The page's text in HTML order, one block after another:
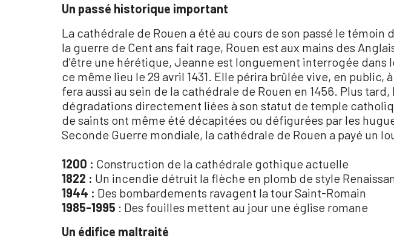
Un passé historique important
La cathédrale de Rouen a été au cours de son passé le
la guerre de Cent ans fait rage, Rouen est aux mains des
d'être une hérétique, Jeanne est longuement interrogée dans
ce même lieu le 29 avril 1431. Elle périra brûlée vive, en
fera aussi au sein de la cathédrale de Rouen en 1456. Plus
dégradations directement liées à son statut de temple
de saints ont même été décapitées ou défigurées par les
Seconde Guerre mondiale, la cathédrale de Rouen a payé un
1200 : Construction de la cathédrale gothique actuelle
1822 : Un incendie détruit la flèche en plomb de style
1944 : Des bombardements ravagent la tour Saint-Romain
1985-1995 : Des fouilles mettent au jour une église romane
Un édifice maltraité